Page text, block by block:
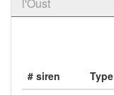
# siren Type